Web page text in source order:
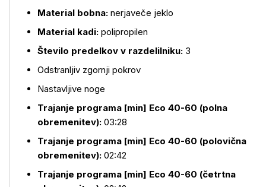
Material bobna: nerjaveče jeklo
Material kadi: polipropilen
Število predelkov v razdelilniku: 3
Odstranljiv zgornji pokrov
Nastavljive noge
Trajanje programa [min] Eco 40-60 (polna
obremenitev): 03:28
Trajanje programa [min] Eco 40-60 (polovična
obremenitev): 02:42
Trajanje programa [min] Eco 40-60 (četrtna